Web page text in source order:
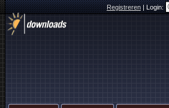
Registreren|Login: